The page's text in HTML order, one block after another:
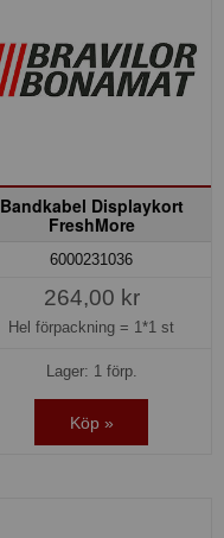
Bandkabel Displaykort
FreshMore
6000231036
264,00 kr
Hel förpackning = 1*1 st
Lager: 1 förp.
Köp »